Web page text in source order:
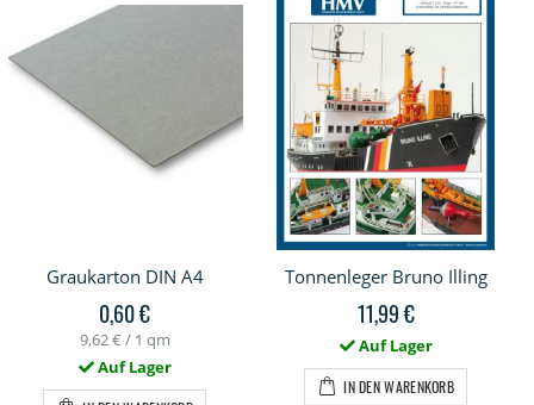
Graukarton DIN A4
0,60 €
9,62 € / 1 qm
Auf Lager
Tonnenleger Bruno Illing
11,99 €
Auf Lager
IN DEN WARENKORB